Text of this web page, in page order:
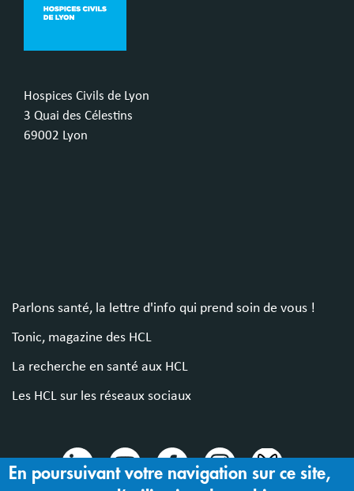
Hospices Civils de Lyon
3 Quai des Célestins
69002 Lyon
Parlons santé, la lettre d'info qui prend soin de vous !
Tonic, magazine des HCL
La recherche en santé aux HCL
Les HCL sur les réseaux sociaux
En poursuivant votre navigation sur ce site,